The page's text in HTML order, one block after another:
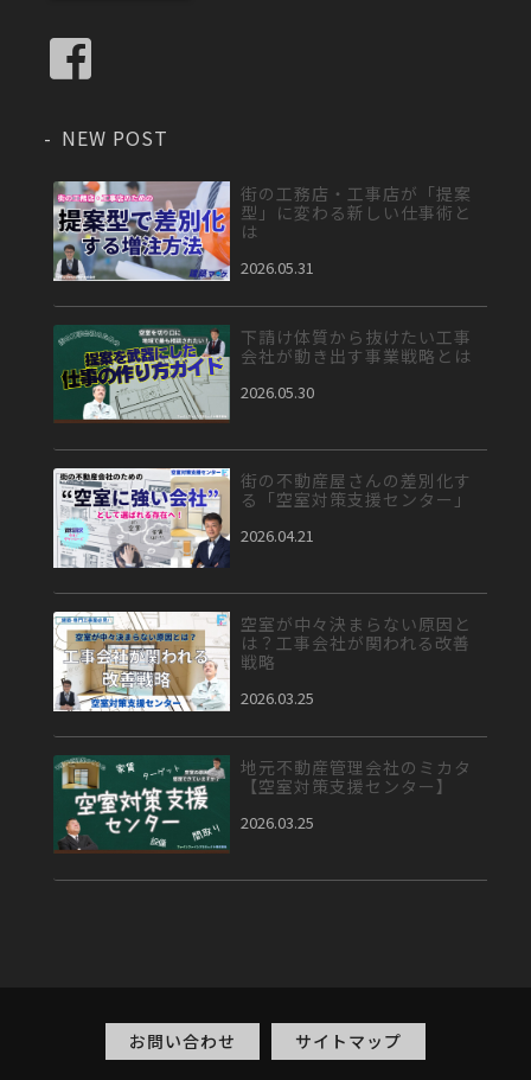
NEW POST
街の工務店・工事店が「提案
型」に変わる新しい仕事術と
は
2026.05.31
下請け体質から抜けたい工事
会社が動き出す事業戦略とは
2026.05.30
街の不動産屋さんの差別化す
る「空室対策支援センター」
2026.04.21
空室が中々決まらない原因と
は？工事会社が関われる改善
戦略
2026.03.25
地元不動産管理会社のミカタ
【空室対策支援センター】
2026.03.25
お問い合わせ サイトマップ